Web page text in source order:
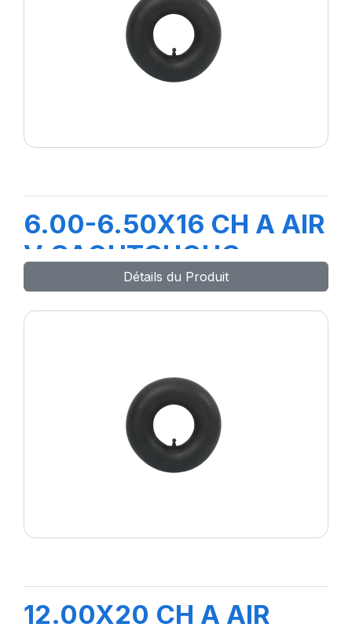
6.00-6.50X16 CH A AIR
V CAOUTCHOUC
Détails du Produit
12.00X20 CH A AIR